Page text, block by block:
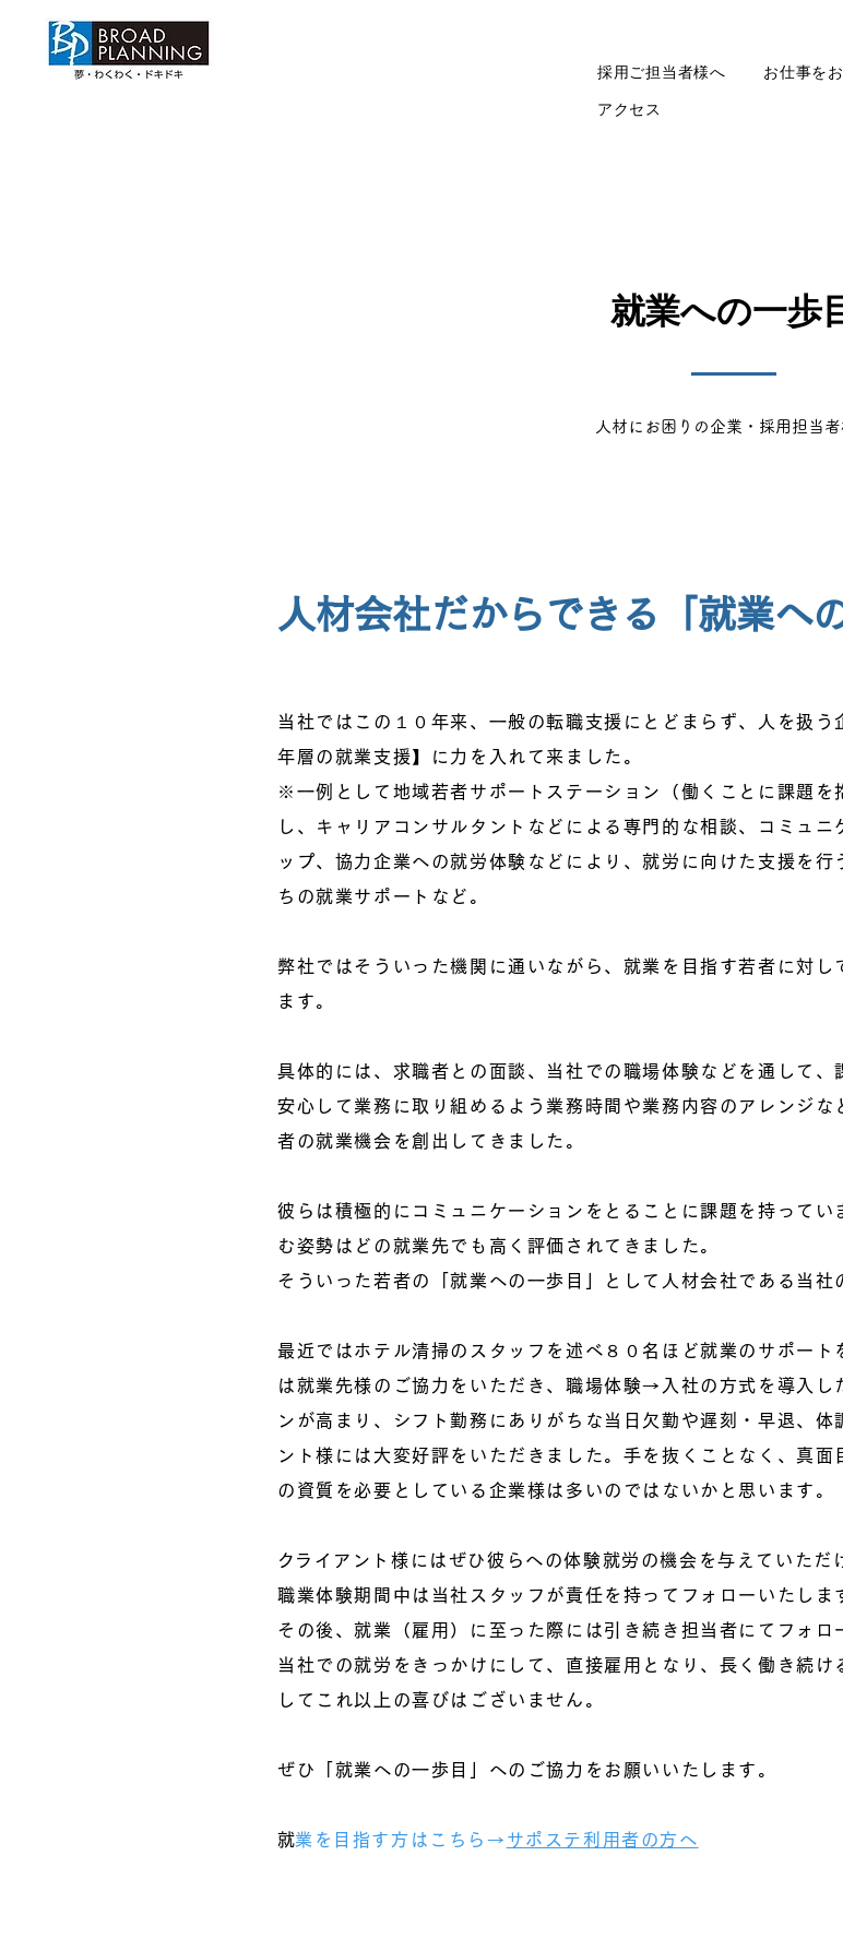
採用ご担当者様へ お仕事を
アクセス
就業への一歩
人材にお困りの企業・採用担当
人材会社だからできる「就業へ
当社ではこの１０年来、一般の転職支援にとどまらず、人を扱
年層の就業支援】に力を入れて来ました。
※一例として地域若者サポートステーション（働くことに課題
し、キャリアコンサルタントなどによる専門的な相談、コミュ
ップ、協力企業への就労体験などにより、就労に向けた支援を
ちの就業サポートなど。
弊社ではそういった機関に通いながら、就業を目指す若者に対し
ます。
具体的には、求職者との面談、当社での職場体験などを通して
安心して業務に取り組めるよう業務時間や業務内容のアレンジ
者の就業機会を創出してきました。
彼らは積極的にコミュニケーションをとることに課題を持ってい
む姿勢はどの就業先でも高く評価されてきました。
そういった若者の「就業への一歩目」として人材会社である当社
最近ではホテル清掃のスタッフを述べ８０名ほど就業のサポー
は就業先様のご協力をいただき、職場体験→入社の方式を導入し
ンが高まり、シフト勤務にありがちな当日欠勤や遅刻・早退、
ント様には大変好評をいただきました。手を抜くことなく、真
の資質を必要としている企業様は多いのではないかと思います。
クライアント様にはぜひ彼らへの体験就労の機会を与えていただ
職業体験期間中は当社スタッフが責任を持ってフォローいたしま
その後、就業（雇用）に至った際には引き続き担当者にてフォロ
当社での就労をきっかけにして、直接雇用となり、長く働き続け
してこれ以上の喜びはございません。
ぜひ「就業への一歩目​」へのご協力をお願いいたします。
​就業を目指す方はこちら→ サポステ利用者の方へ